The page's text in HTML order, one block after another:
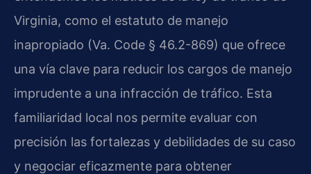
Virginia, como el estatuto de manejo
inapropiado (Va. Code § 46.2-869) que ofrece
una vía clave para reducir los cargos de manejo
imprudente a una infracción de tráfico. Esta
familiaridad local nos permite evaluar con
precisión las fortalezas y debilidades de su caso
y negociar eficazmente para obtener